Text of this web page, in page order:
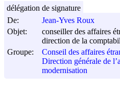
De:
Jean-Yves Roux
Objet:
conseiller des affaires
direction de la
Groupe:
Conseil des affaires
Direction générale de
modernisation
délégation de signature